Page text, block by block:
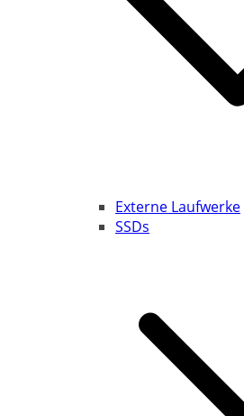
Externe Laufwerke
SSDs